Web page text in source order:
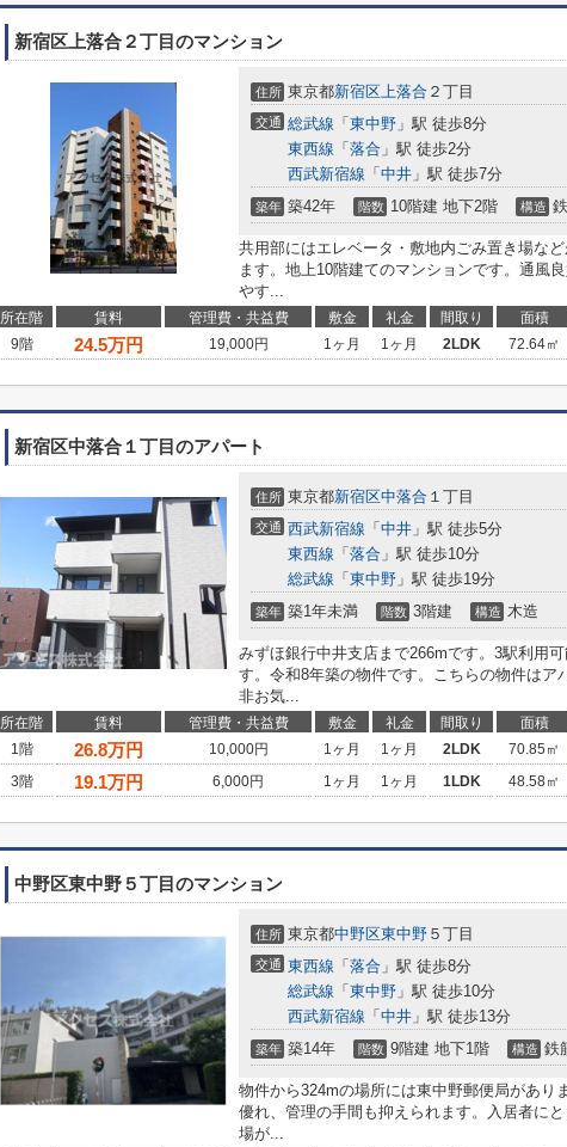
新宿区上落合２丁目のマンション
住所 東京都新宿区上落合 ２丁目
交通 総武線 「 東中野 」駅 徒歩8分
東西線 「 落合 」駅 徒歩2分
西武新宿線 「 中井 」駅 徒歩7分
築年 築42年 階数 10階建 地下2階 構造
共用部にはエレベータ・敷地内ごみ置き場な
ます。地上10階建てのマンションです。通風
やす...
所在階 賃料 管理費・共益費 敷金 礼金 間取り 面積
9階
24.5万円 19,000円 1ヶ月 1ヶ月 2LDK 72.64㎡
新宿区中落合１丁目のアパート
住所 東京都新宿区中落合 １丁目
交通 西武新宿線 「 中井 」駅 徒歩5分
東西線 「 落合 」駅 徒歩10分
総武線 「 東中野 」駅 徒歩19分
築年 築1年未満 階数 3階建 構造 木造
みずほ銀行中井支店まで266mです。3駅利用
す。令和8年築の物件です。こちらの物件はア
非お気...
所在階 賃料 管理費・共益費 敷金 礼金 間取り 面積
1階
26.8万円 10,000円 1ヶ月 1ヶ月 2LDK 70.85㎡
3階
19.1万円 6,000円 1ヶ月 1ヶ月 1LDK 48.58㎡
中野区東中野５丁目のマンション
住所 東京都中野区東中野 ５丁目
交通 東西線 「 落合 」駅 徒歩8分
総武線 「 東中野 」駅 徒歩10分
西武新宿線 「 中井 」駅 徒歩13分
築年 築14年 階数 9階建 地下1階 構造 鉄
物件から324mの場所には東中野郵便局があり
優れ、管理の手間も抑えられます。入居者に
場が...